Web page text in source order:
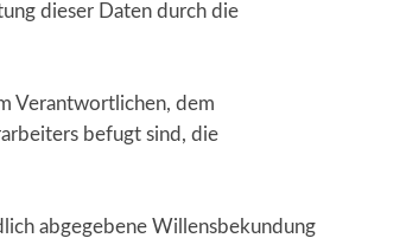
dieser Daten durch die
Verantwortlichen, dem
befugt sind, die
abgegebene Willensbekundung